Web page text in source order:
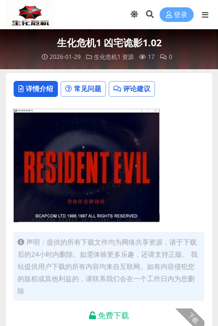
登录
生化危机1 凶宅诡影1.02
2026-01-29 生化危机1 资源 17 0
详情介绍 常见问题 评论建议
声明：提供的所有下载文件均为网络共享资源，请于下载
后的24小时内删除。如需体验更多乐趣，还请支持正版。 我
站提供用户下载的所有内容均来自互联网。如有内容侵犯您
的版权或其他利益的，请联系我们会在一个工作日内为您删
除
下载
免费下载